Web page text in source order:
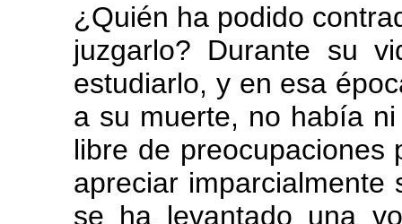
¿Quién ha podido
juzgarlo? Durante su
estudiarlo, y en esa
a su muerte, no había
libre de preocupaciones
apreciar
se ha levantado una